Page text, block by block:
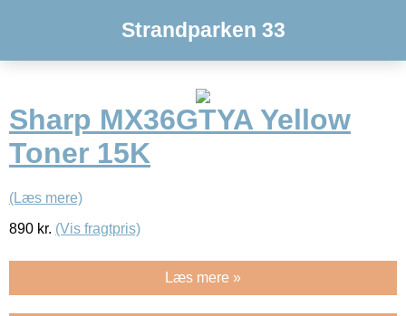
Strandparken 33
Sharp MX36GTYA Yellow
Toner 15K
(Læs mere)
890 kr. (Vis fragtpris)
Læs mere »